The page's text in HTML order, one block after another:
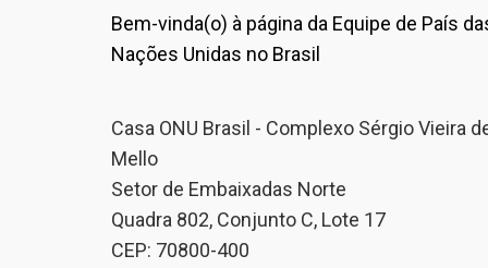
Bem-vinda(o) à página da Equipe de País
Nações Unidas no Brasil
Casa ONU Brasil - Complexo Sérgio Vieira
Mello
Setor de Embaixadas Norte
Quadra 802, Conjunto C, Lote 17
CEP: 70800-400